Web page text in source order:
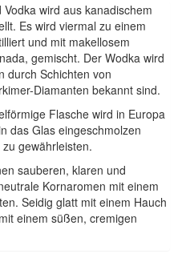
wird aus kanadischem
Es wird viermal zu einem
und mit makellosem
gemischt. Der Wodka wird
durch Schichten von
Diamanten bekannt sind.
Flasche wird in Europa
das Glas eingeschmolzen
gewährleisten.
sauberen, klaren und
Kornaromen mit einem
Seidig glatt mit einem Hauch
einem süßen, cremigen